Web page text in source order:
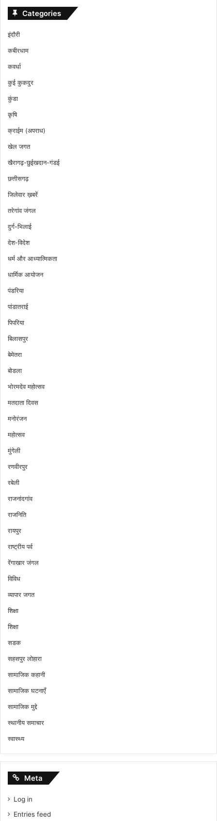
Categories
इंदौरी
कबीरधाम
कवर्धा
कुई कुकदुर
कुंडा
कृषि
क्राईम (अपराध)
खेल जगत
खैरागढ़-छुईखदान-गंडई
छत्तीसगढ़
जिलेवार ख़बरें
तरेगांव जंगल
दुर्ग-भिलाई
देश-विदेश
धर्म और आध्यात्मिकता
धार्मिक आयोजन
पंडरिया
पांडातराई
पिपरिया
बिलासपुर
बेमेतरा
बोडला
भोरमदेव महोत्सव
मतदाता दिवस
मनोरंजन
महोत्सव
मुंगेली
रणवीरपुर
रबेली
राजनांदगांव
राजनिति
रायपुर
राष्ट्रीय पर्व
रेंगाखार जंगल
विविध
व्यापार जगत
शिक्षा
शिक्षा
सडक
सहसपुर लोहारा
सामाजिक कहानी
सामाजिक घटनाएँ
सामाजिक मुद्दे
स्थानीय समाचार
स्वास्थ्य
Meta
Log in
Entries feed